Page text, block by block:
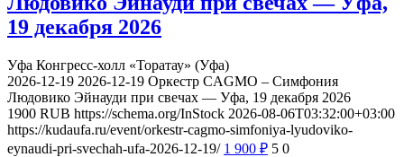
19 декабря 2026
Уфа Конгресс-холл «Торатау» (Уфа)
2026-12-19 2026-12-19 Оркестр CAGMO – Симфония
Людовико Эйнауди при свечах — Уфа, 19 декабря 2026
1900 RUB https://schema.org/InStock 2026-08-06T03:32:00+03:00
https://kudaufa.ru/event/orkestr-cagmo-simfoniya-lyudoviko-
eynaudi-pri-svechah-ufa-2026-12-19/ 1 900 ₽ 5 0